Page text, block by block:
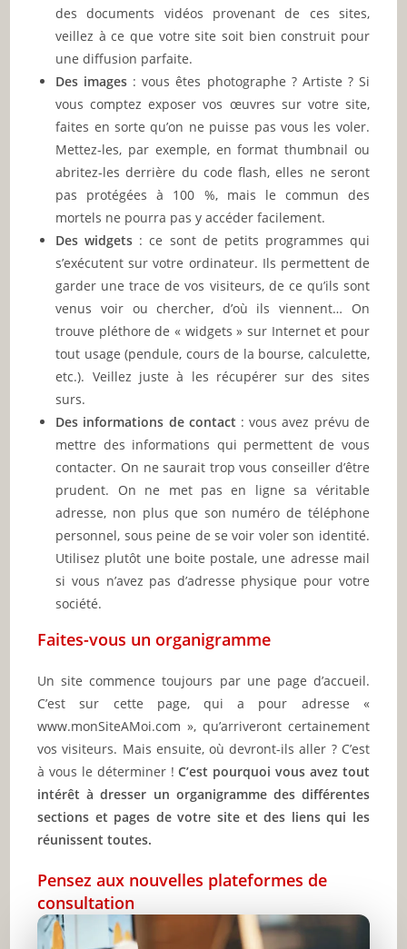
des documents vidéos provenant de ces sites,
veillez à ce que votre site soit bien construit pour
une diffusion parfaite.
Des images : vous êtes photographe ? Artiste ? Si
vous comptez exposer vos œuvres sur votre site,
faites en sorte qu’on ne puisse pas vous les voler.
Mettez-les, par exemple, en format thumbnail ou
abritez-les derrière du code flash, elles ne seront
pas protégées à 100 %, mais le commun des
mortels ne pourra pas y accéder facilement.
Des widgets : ce sont de petits programmes qui
s’exécutent sur votre ordinateur. Ils permettent de
garder une trace de vos visiteurs, de ce qu’ils sont
venus voir ou chercher, d’où ils viennent… On
trouve pléthore de « widgets » sur Internet et pour
tout usage (pendule, cours de la bourse, calculette,
etc.). Veillez juste à les récupérer sur des sites
surs.
Des informations de contact : vous avez prévu de
mettre des informations qui permettent de vous
contacter. On ne saurait trop vous conseiller d’être
prudent. On ne met pas en ligne sa véritable
adresse, non plus que son numéro de téléphone
personnel, sous peine de se voir voler son identité.
Utilisez plutôt une boite postale, une adresse mail
si vous n’avez pas d’adresse physique pour votre
société.
Faites-vous un organigramme
Un site commence toujours par une page d’accueil.
C’est sur cette page, qui a pour adresse «
www.monSiteAMoi.com », qu’arriveront certainement
vos visiteurs. Mais ensuite, où devront-ils aller ? C’est
à vous le déterminer !C’est pourquoi vous avez tout
intérêt à dresser un organigramme des différentes
sections et pages de votre site et des liens qui les
réunissent toutes.
Pensez aux nouvelles plateformes de
consultation